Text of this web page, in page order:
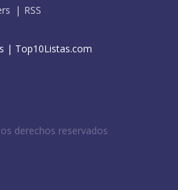
RSS
| Top10Listas.com
derechos reservados